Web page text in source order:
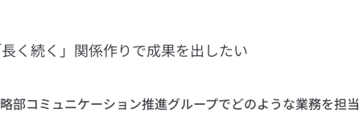
く続く」関係作りで成果を出したい
コミュニケーション推進グループでどのような業務を担当